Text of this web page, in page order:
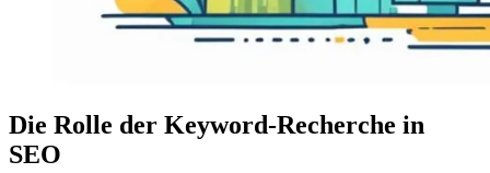
Die Rolle der Keyword-Recherche in
SEO